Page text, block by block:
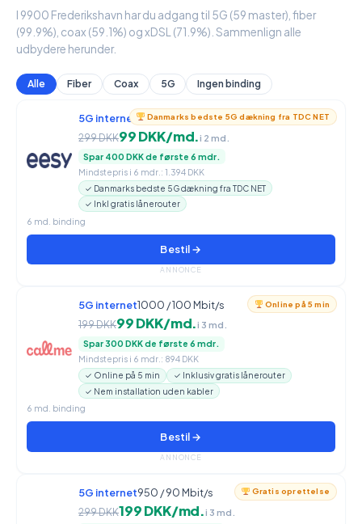
I 9900 Frederikshavn har du adgang til 5G (59 master), fiber
(99.9%), coax (59.1%) og xDSL (71.9%). Sammenlign alle
udbydere herunder.
Alle Fiber Coax 5G Ingen binding
Danmarks bedste 5G dækning fra TDC NET
5G internet950 / 90 Mbit/s
299 DKK99 DKK/md.i 2 md.
Spar 400 DKK de første 6 mdr.
Mindstepris i 6 mdr.: 1.394 DKK
✓ Danmarks bedste 5G dækning fra TDC NET
✓ Inkl gratis lånerouter
6 md. binding
Bestil →
ANNONCE
Online på 5 min
5G internet1000 / 100 Mbit/s
199 DKK99 DKK/md.i 3 md.
Spar 300 DKK de første 6 mdr.
Mindstepris i 6 mdr.: 894 DKK
✓ Online på 5 min
✓ Inklusiv gratis lånerouter
✓ Nem installation uden kabler
6 md. binding
Bestil →
ANNONCE
Gratis oprettelse
5G internet950 / 90 Mbit/s
299 DKK199 DKK/md.i 3 md.